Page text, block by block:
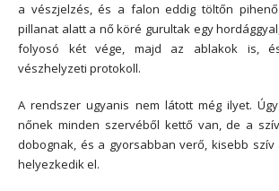
a vészjelzés, és a falon eddig töltőn
pillanat alatt a nő köré gurultak egy
folyosó két vége, majd az ablakok is,
vészhelyzeti protokoll.
A rendszer ugyanis nem látott még ilyet.
nőnek minden szervéből kettő van, de a
dobognak, és a gyorsabban verő, kisebb
helyezkedik el.